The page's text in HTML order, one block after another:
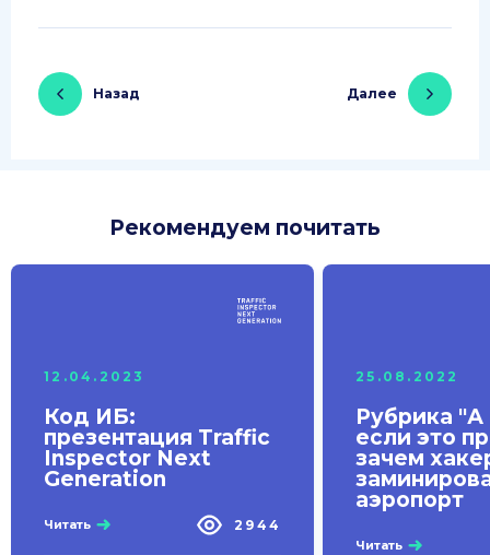
Назад Далее
Рекомендуем почитать
12.04.2023
Код ИБ:
презентация Traffic
Inspector Next
Generation
Читать 2944
25.08.2022
Рубрика "А
если это
зачем
аэропорт
Читать